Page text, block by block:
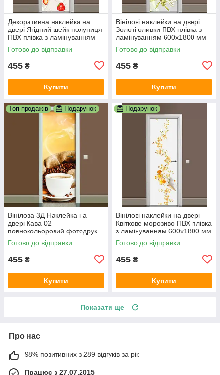
Декоративна наклейка на
двері Ягідний шейк полуниця
ПВХ плівка з ламінуванням
600х1800 мм Ягоди Бежевий
Готово до відправки
455 ₴
Купити
Вінілові наклейки на двері
Золоті оливки ПВХ плівка з
ламінуванням 600х1800 мм
Їжа Сірий
Готово до відправки
455 ₴
Купити
Топ продажів Подарунок
Вінілова 3Д Наклейка на
двері Кава 02
повнокольоровий фотодрук
плівка для дверей декор
600х1800 мм
Готово до відправки
455 ₴
Купити
Подарунок
Вінілові наклейки на двері
Квіткове морозиво ПВХ плівка
з ламінуванням 600х1800 мм
Абстракція Білий
Готово до відправки
455 ₴
Купити
Показати ще
Про нас
98% позитивних з 289 відгуків за рік
Працює з 27.07.2015